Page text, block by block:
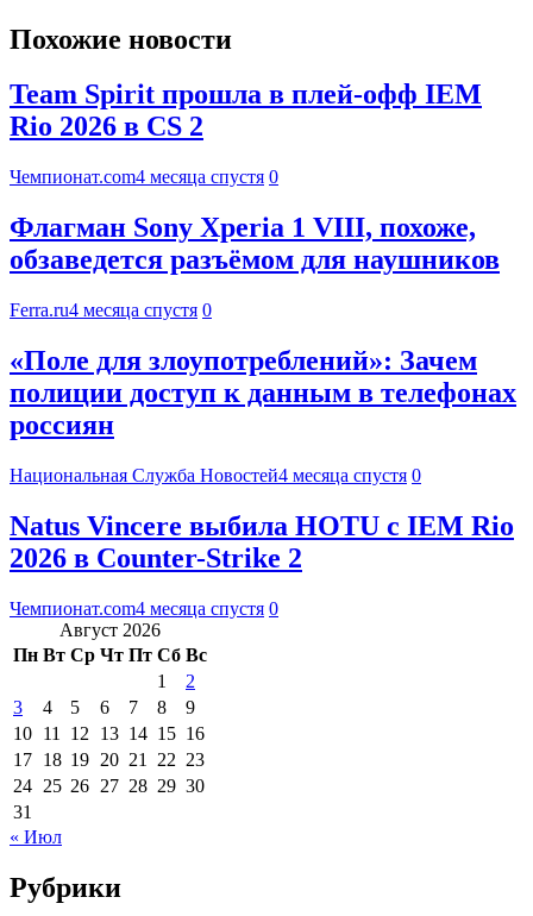
Похожие новости
Team Spirit прошла в плей-офф IEM
Rio 2026 в CS 2
Чемпионат.com4 месяца спустя 0
Флагман Sony Xperia 1 VIII, похоже,
обзаведется разъёмом для наушников
Ferra.ru4 месяца спустя 0
«Поле для злоупотреблений»: Зачем
полиции доступ к данным в телефонах
россиян
Национальная Служба Новостей4 месяца спустя 0
Natus Vincere выбила HOTU с IEM Rio
2026 в Counter-Strike 2
Чемпионат.com4 месяца спустя 0
Август 2026
Пн Вт Ср Чт Пт Сб Вс
1
2
3
4 5 6 7 8
9
10 11 12 13 14 15 16
17 18 19 20 21 22 23
24 25 26 27 28 29 30
31
« Июл
Рубрики